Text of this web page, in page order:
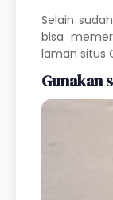
Selain
bisa
laman situs
Gunakan